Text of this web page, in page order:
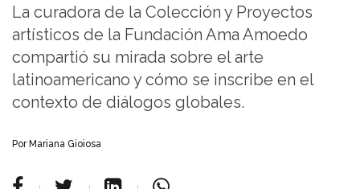
La curadora de la Colección y Proyectos
artísticos de la Fundación Ama Amoedo
compartió su mirada sobre el arte
latinoamericano y cómo se inscribe en el
contexto de diálogos globales.
Por Mariana Gioiosa